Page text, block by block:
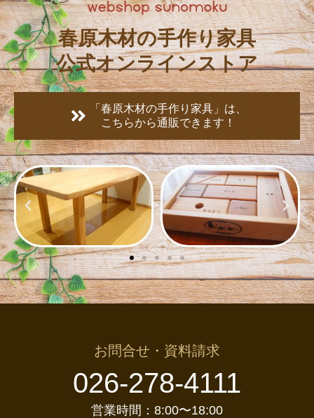
春原木材の手作り家具
公式オンラインストア
「春原木材の手作り家具」は、
こちらから通販できます！
お問合せ・資料請求
026-278-4111
営業時間：8:00〜18:00